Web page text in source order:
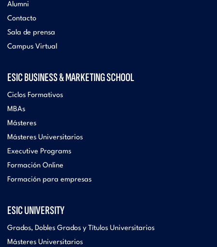
Alumni
Contacto
Sala de prensa
Campus Virtual
ESIC BUSINESS & MARKETING SCHOOL
Ciclos Formativos
MBAs
Másteres
Másteres Universitarios
Executive Programs
Formación Online
Formación para empresas
ESIC UNIVERSITY
Grados, Dobles Grados y Títulos Universitarios
Másteres Universitarios